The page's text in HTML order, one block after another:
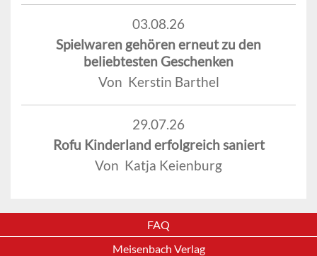
03.08.26
Spielwaren gehören erneut zu den
beliebtesten Geschenken
Von Kerstin Barthel
29.07.26
Rofu Kinderland erfolgreich saniert
Von Katja Keienburg
FAQ
Meisenbach Verlag